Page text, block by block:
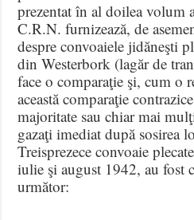
prezentat în al doilea volum
C.R.N. furnizează, de
despre convoaiele jidăneşti
din Westerbork (lagăr de
face o comparaţie şi, cum o
această comparaţie
majoritate sau chiar mai
gazaţi imediat după sosirea
Treisprezece convoaie
iulie şi august 1942, au fost
următor: